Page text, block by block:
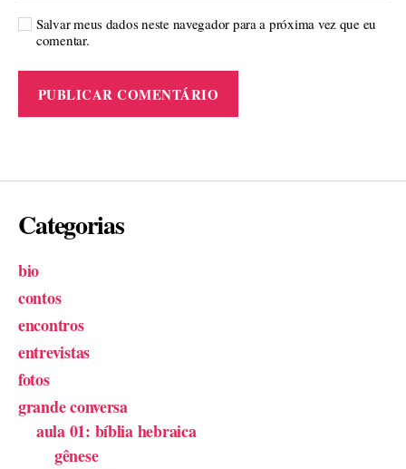
Salvar meus dados neste navegador para a próxima vez que eu
comentar.
Categorias
bio
contos
encontros
entrevistas
fotos
grande conversa
aula 01: bíblia hebraica
gênese